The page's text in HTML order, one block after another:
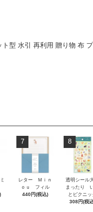
型 水引 再利用 贈り物 布
7
レター Ｍｉｎ
ｏｕ フィル
440円(税込)
8
透明シール
まったり
とピクニッ
308円(税